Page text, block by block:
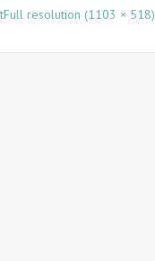
Full resolution (1103 × 518)